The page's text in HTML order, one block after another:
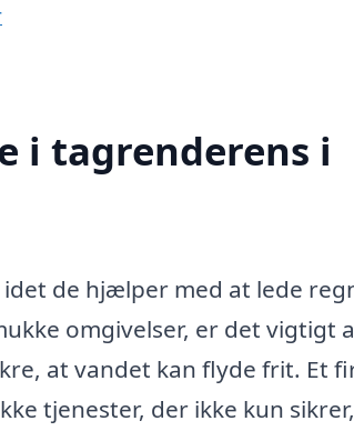
i tagrenderens i
de hjælper med at lede
omgivelser, er det vigtigt
at vandet kan flyde frit. Et
tjenester, der ikke kun